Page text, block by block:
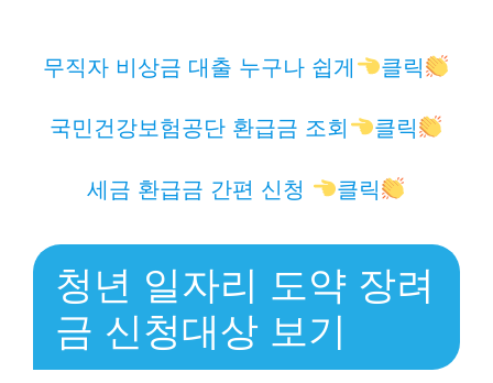
무직자 비상금 대출 누구나 쉽게 클릭
국민건강보험공단 환급금 조회 클릭
세금 환급금 간편 신청 클릭
청년 일자리 도약 장려
금 신청대상 보기